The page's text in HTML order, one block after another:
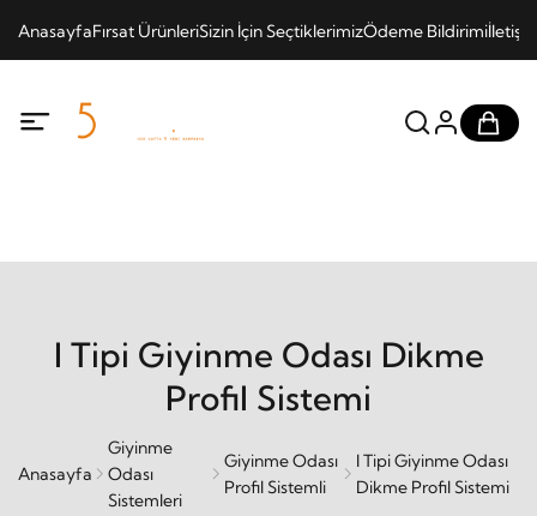
AnasayfaFırsat ÜrünleriSizin İçin SeçtiklerimizÖdeme Bildirimi
I Tipi Giyinme Odası Dikme
Profil Sistemi
Anasayfa
Giyinme
Odası
Sistemleri
Giyinme Odası
Profil Sistemli
I Tipi Giyinme Odası
Dikme Profil Sistemi